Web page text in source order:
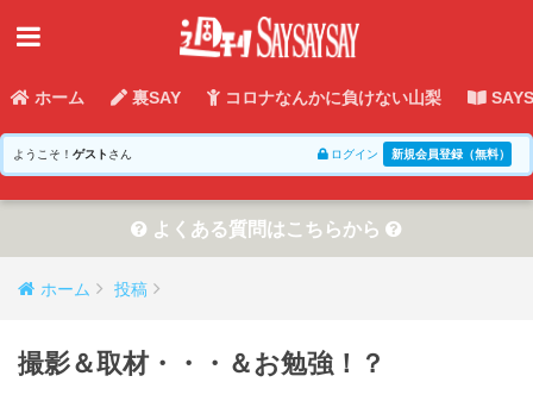
ホーム 裏SAY コロナなんかに負けない山梨
ようこそ！ ゲスト さん ログイン 新規会員登録（無料）
よくある質問はこちらから
ホーム 投稿
撮影＆取材・・・＆お勉強！？